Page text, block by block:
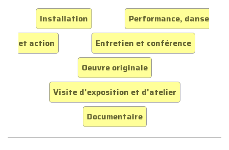
Installation
Performance, danse
et action
Entretien et conférence
Oeuvre originale
Visite d'exposition et d'atelier
Documentaire